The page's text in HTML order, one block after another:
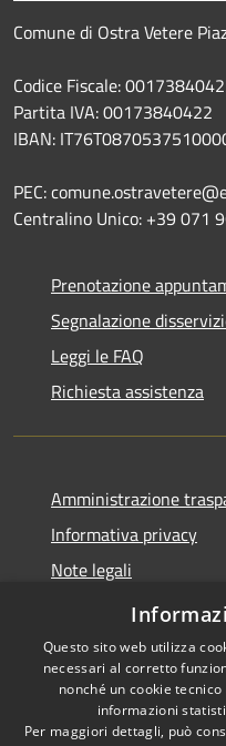
Comune di Ostra Vetere
Codice Fiscale:
Partita IVA: 00173840422
IBAN:
PEC:
Centralino Unico: +39 071
Prenotazione
Segnalazione
Leggi le FAQ
Richiesta assistenza
Amministrazione
Informativa privacy
Note legali
Dichiarazione di
Questo sito web utilizza
necessari al corretto
nonché un cookie
informazioni
Per maggiori dettagli, può